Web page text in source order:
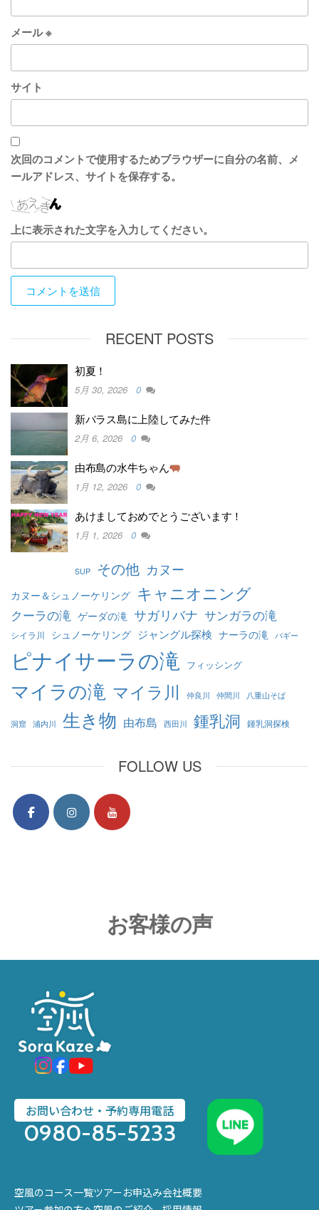
メール※
サイト
次回のコメントで使用するためブラウザーに自分の名前、メ
ールアドレス、サイトを保存する。
上に表示された文字を入力してください。
RECENT POSTS
初夏！
5月 30, 2026 0
新バラス島に上陸してみた件
2月 6, 2026 0
由布島の水牛ちゃん
1月 12, 2026 0
あけましておめでとうございます！
1月 1, 2026 0
SUP その他 カヌー
カヌー＆シュノーケリング キャニオニング
クーラの滝 ゲーダの滝 サガリバナ サンガラの滝
シイラ川 シュノーケリング ジャングル探検 ナーラの滝 バギー
ピナイサーラの滝 フィッシング
マイラの滝 マイラ川 仲良川 仲間川 八重山そば
洞窟 浦内川 生き物 由布島 西田川 鍾乳洞 鍾乳洞探検
FOLLOW US
お客様の声
お問い合わせ・予約専用電話
0980-85-5233
空風のコース一覧ツアーお申込み会社概要